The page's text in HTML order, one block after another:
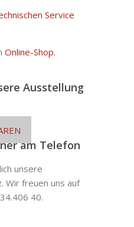
Service
Online-Shop.
Ausstellung
am Telefon
unsere
Wir freuen uns auf
40.